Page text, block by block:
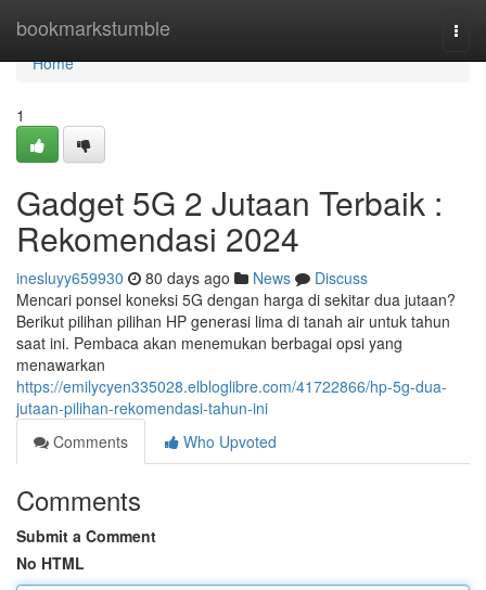
bookmarkstumble
Home
Home
1
Gadget 5G 2 Jutaan Terbaik :
Rekomendasi 2024
inesluyy659930 80 days ago News
Discuss
Mencari ponsel koneksi 5G dengan harga di sekitar dua jutaan?
Berikut pilihan pilihan HP generasi lima di tanah air untuk tahun
saat ini. Pembaca akan menemukan berbagai opsi yang
menawarkan
https://emilycyen335028.elbloglibre.com/41722866/hp-5g-dua-
jutaan-pilihan-rekomendasi-tahun-ini
Comments
Who Upvoted
Comments
Submit a Comment
No HTML